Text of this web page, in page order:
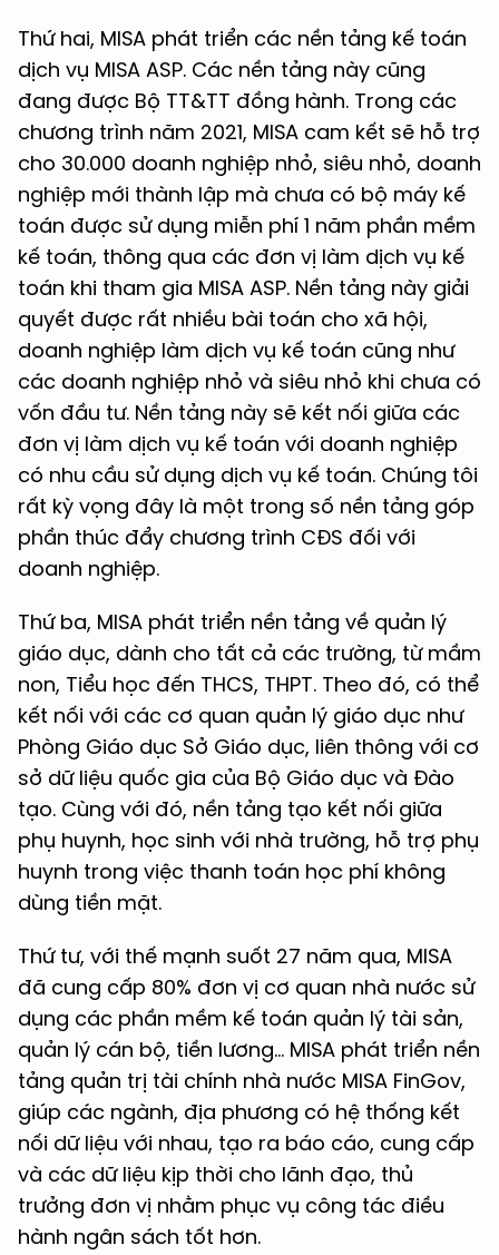
Thứ hai, MISA phát triển các nền tảng kế toán
dịch vụ MISA ASP. Các nền tảng này cũng
đang được Bộ TT&TT đồng hành. Trong các
chương trình năm 2021, MISA cam kết sẽ hỗ trợ
cho 30.000 doanh nghiệp nhỏ, siêu nhỏ, doanh
nghiệp mới thành lập mà chưa có bộ máy kế
toán được sử dụng miễn phí 1 năm phần mềm
kế toán, thông qua các đơn vị làm dịch vụ kế
toán khi tham gia MISA ASP. Nền tảng này giải
quyết được rất nhiều bài toán cho xã hội,
doanh nghiệp làm dịch vụ kế toán cũng như
các doanh nghiệp nhỏ và siêu nhỏ khi chưa có
vốn đầu tư. Nền tảng này sẽ kết nối giữa các
đơn vị làm dịch vụ kế toán với doanh nghiệp
có nhu cầu sử dụng dịch vụ kế toán. Chúng tôi
rất kỳ vọng đây là một trong số nền tảng góp
phần thúc đẩy chương trình CĐS đối với
doanh nghiệp.
Thứ ba, MISA phát triển nền tảng về quản lý
giáo dục, dành cho tất cả các trường, từ mầm
non, Tiểu học đến THCS, THPT. Theo đó, có thể
kết nối với các cơ quan quản lý giáo dục như
Phòng Giáo dục Sở Giáo dục, liên thông với cơ
sở dữ liệu quốc gia của Bộ Giáo dục và Đào
tạo. Cùng với đó, nền tảng tạo kết nối giữa
phụ huynh, học sinh với nhà trường, hỗ trợ phụ
huynh trong việc thanh toán học phí không
dùng tiền mặt.
Thứ tư, với thế mạnh suốt 27 năm qua, MISA
đã cung cấp 80% đơn vị cơ quan nhà nước sử
dụng các phần mềm kế toán quản lý tài sản,
quản lý cán bộ, tiền lương… MISA phát triển nền
tảng quản trị tài chính nhà nước MISA FinGov,
giúp các ngành, địa phương có hệ thống kết
nối dữ liệu với nhau, tạo ra báo cáo, cung cấp
và các dữ liệu kịp thời cho lãnh đạo, thủ
trưởng đơn vị nhằm phục vụ công tác điều
hành ngân sách tốt hơn.